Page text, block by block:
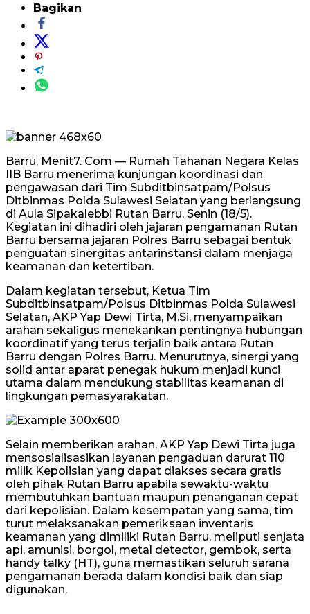
Bagikan
Barru, Menit7. Com — Rumah Tahanan Negara Kelas
IIB Barru menerima kunjungan koordinasi dan
pengawasan dari Tim Subditbinsatpam/Polsus
Ditbinmas Polda Sulawesi Selatan yang berlangsung
di Aula Sipakalebbi Rutan Barru, Senin (18/5).
Kegiatan ini dihadiri oleh jajaran pengamanan Rutan
Barru bersama jajaran Polres Barru sebagai bentuk
penguatan sinergitas antarinstansi dalam menjaga
keamanan dan ketertiban.
Dalam kegiatan tersebut, Ketua Tim
Subditbinsatpam/Polsus Ditbinmas Polda Sulawesi
Selatan, AKP Yap Dewi Tirta, M.Si, menyampaikan
arahan sekaligus menekankan pentingnya hubungan
koordinatif yang terus terjalin baik antara Rutan
Barru dengan Polres Barru. Menurutnya, sinergi yang
solid antar aparat penegak hukum menjadi kunci
utama dalam mendukung stabilitas keamanan di
lingkungan pemasyarakatan.
Selain memberikan arahan, AKP Yap Dewi Tirta juga
mensosialisasikan layanan pengaduan darurat 110
milik Kepolisian yang dapat diakses secara gratis
oleh pihak Rutan Barru apabila sewaktu-waktu
membutuhkan bantuan maupun penanganan cepat
dari kepolisian. Dalam kesempatan yang sama, tim
turut melaksanakan pemeriksaan inventaris
keamanan yang dimiliki Rutan Barru, meliputi senjata
api, amunisi, borgol, metal detector, gembok, serta
handy talky (HT), guna memastikan seluruh sarana
pengamanan berada dalam kondisi baik dan siap
digunakan.